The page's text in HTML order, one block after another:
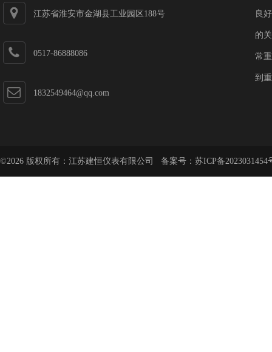
江苏省淮安市金湖县工业园区188号
0517-86888086
1832549464@qq.com
良
的
常
到
©2026 版权所有：江苏建恒仪表有限公司 备案号： 苏ICP备2023031454